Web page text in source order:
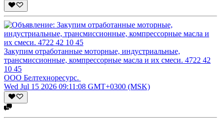
Закупим отработанные моторные, индустриальные,
трансмиссионные, компрессорные масла и их смеси. 4722 42
10 45
ООО Белтехноресурс.
Wed Jul 15 2026 09:11:08 GMT+0300 (MSK)